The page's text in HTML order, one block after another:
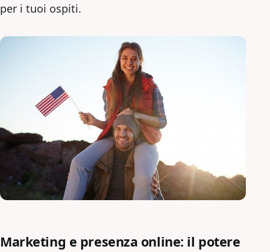
per i tuoi ospiti.
Marketing e presenza online: il potere